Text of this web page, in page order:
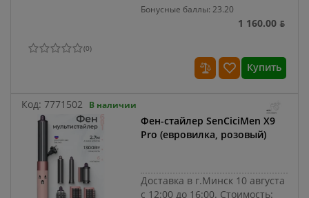
Бонусные баллы: 23.20
1 160.00 ƃ
(0)
Купить
Код: 7771502 В наличии
Фен-стайлер SenCiciMen X9
Pro (евровилка, розовый)
Доставка в г.Минск 10 августа
с 12:00 до 16:00. Стоимость: